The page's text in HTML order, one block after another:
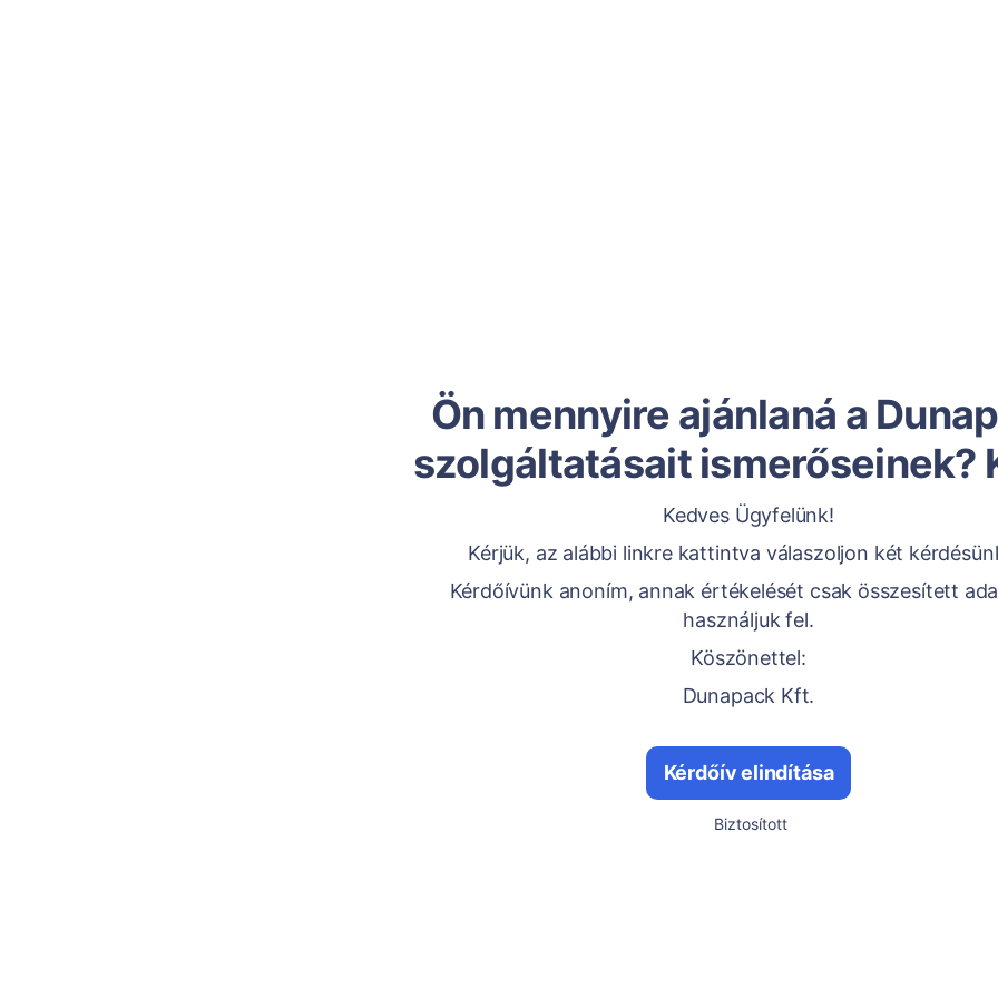
Ön mennyire ajánlaná a
szolgáltatásait ismerőseinek?
Kedves Ügyfelünk!
Kérjük, az alábbi linkre kattintva válaszoljon két
Kérdőívünk anoním, annak értékelését csak összesített
használjuk fel.
Köszönettel:
Dunapack Kft.
Kérdőív elindítása
Biztosított